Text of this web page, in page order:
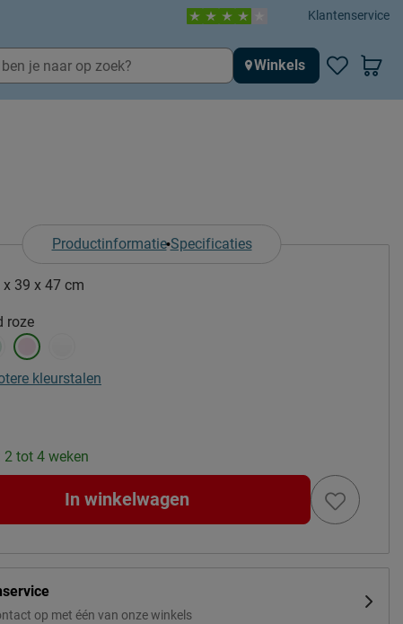
Klantenservice
Winkels
Productinformatie Specificaties
x 39 x 47 cm
roze
kleurstalen
2 tot 4 weken
In winkelwagen
op met één van onze winkels